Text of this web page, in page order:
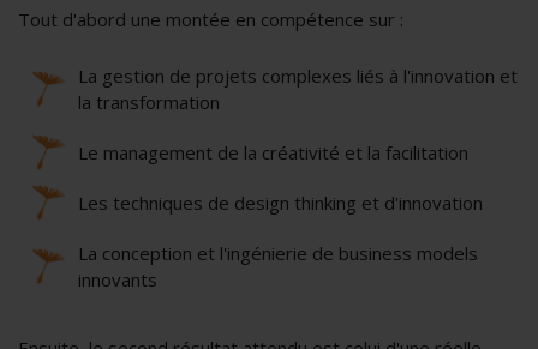
Tout d'abord une montée en compétence sur :
La gestion de projets complexes liés à l'innovation et
la transformation
Le management de la créativité et la facilitation
Les techniques de design thinking et d'innovation
La conception et l'ingénierie de business models
innovants